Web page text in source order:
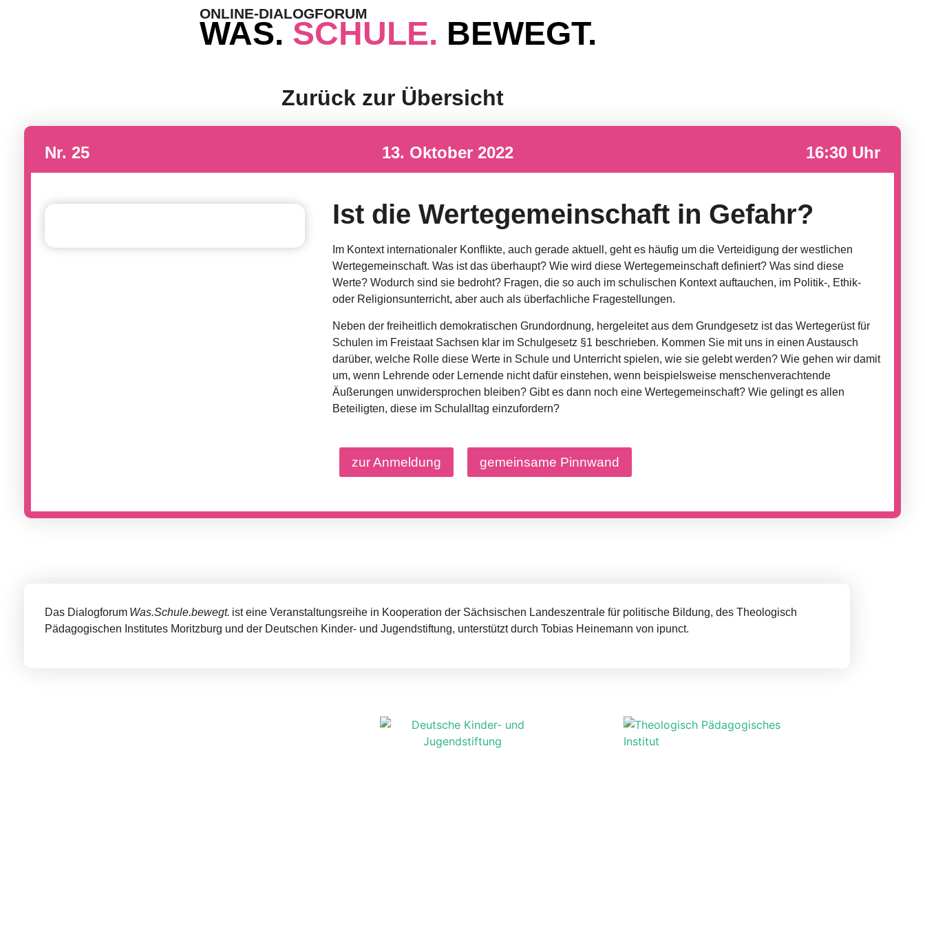
ONLINE-DIALOGFORUM
WAS. SCHULE. BEWEGT.
Zurück zur Übersicht
Nr. 25 13. Oktober 2022 16:30 Uhr
Ist die Wertegemeinschaft in Gefahr?
Im Kontext internationaler Konflikte, auch gerade aktuell, geht es häufig um die Verteidigung der westlichen
Wertegemeinschaft. Was ist das überhaupt? Wie wird diese Wertegemeinschaft definiert? Was sind diese
Werte? Wodurch sind sie bedroht? Fragen, die so auch im schulischen Kontext auftauchen, im Politik-, Ethik-
oder Religionsunterricht, aber auch als überfachliche Fragestellungen.
Neben der freiheitlich demokratischen Grundordnung, hergeleitet aus dem Grundgesetz ist das Wertegerüst für
Schulen im Freistaat Sachsen klar im Schulgesetz §1 beschrieben. Kommen Sie mit uns in einen Austausch
darüber, welche Rolle diese Werte in Schule und Unterricht spielen, wie sie gelebt werden? Wie gehen wir damit
um, wenn Lehrende oder Lernende nicht dafür einstehen, wenn beispielsweise menschenverachtende
Äußerungen unwidersprochen bleiben? Gibt es dann noch eine Wertegemeinschaft? Wie gelingt es allen
Beteiligten, diese im Schulalltag einzufordern?
zur Anmeldung gemeinsame Pinnwand
Das Dialogforum Was.Schule.bewegt. ist eine Veranstaltungsreihe in Kooperation der Sächsischen Landeszentrale für politische Bildung, des Theologisch
Pädagogischen Institutes Moritzburg und der Deutschen Kinder- und Jugendstiftung, unterstützt durch Tobias Heinemann von ipunct.